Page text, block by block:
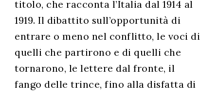
titolo, che racconta l’Italia dal 1914 al
1919. Il dibattito sull’opportunità di
entrare o meno nel conflitto, le voci di
quelli che partirono e di quelli che
tornarono, le lettere dal fronte, il
fango delle trince, fino alla disfatta di